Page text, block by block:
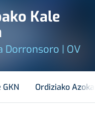
Kale
Dorronsoro | OV
Ordiziako Azoka